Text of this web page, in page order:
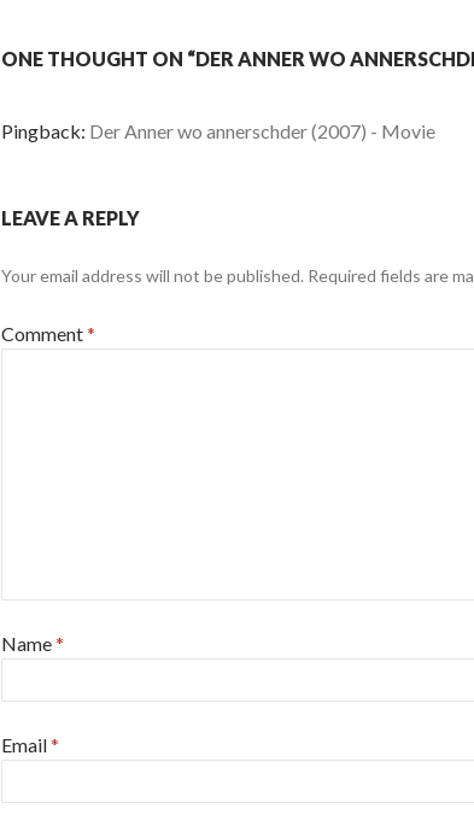
ONE THOUGHT ON “DER ANNER WO
Pingback: Der Anner wo annerschder (2007) - Movie
LEAVE A REPLY
Your email address will not be published. Required fields are
Comment*
Name*
Email*